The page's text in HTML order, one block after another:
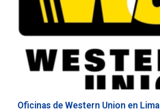
Oficinas de Western Union en Lima